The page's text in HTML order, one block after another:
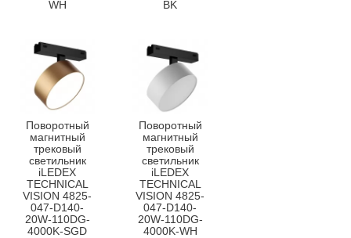
WH BK
Поворотный
магнитный
трековый
светильник
iLEDEX
TECHNICAL
VISION 4825-
047-D140-
20W-110DG-
4000K-SGD
Поворотный
магнитный
трековый
светильник
iLEDEX
TECHNICAL
VISION 4825-
047-D140-
20W-110DG-
4000K-WH